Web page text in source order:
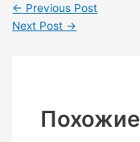
← Previous Post
Next Post →
Похожие